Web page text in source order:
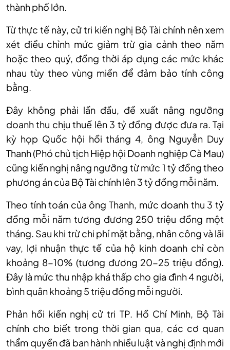
thành phố lớn.
Từ thực tế này, cử tri kiến nghị Bộ Tài chính nên xem
xét điều chỉnh mức giảm trừ gia cảnh theo năm
hoặc theo quý, đồng thời áp dụng các mức khác
nhau tùy theo vùng miền để đảm bảo tính công
bằng.
Đây không phải lần đầu, đề xuất nâng ngưỡng
doanh thu chịu thuế lên 3 tỷ đồng được đưa ra. Tại
kỳ họp Quốc hội hồi tháng 4, ông Nguyễn Duy
Thanh (Phó chủ tịch Hiệp hội Doanh nghiệp Cà Mau)
cũng kiến nghị nâng ngưỡng từ mức 1 tỷ đồng theo
phương án của Bộ Tài chính lên 3 tỷ đồng mỗi năm.
Theo tính toán của ông Thanh, mức doanh thu 3 tỷ
đồng mỗi năm tương đương 250 triệu đồng một
tháng. Sau khi trừ chi phí mặt bằng, nhân công và lãi
vay, lợi nhuận thực tế của hộ kinh doanh chỉ còn
khoảng 8-10% (tương đương 20-25 triệu đồng).
Đây là mức thu nhập khá thấp cho gia đình 4 người,
bình quân khoảng 5 triệu đồng mỗi người.
Phản hồi kiến nghị cử tri TP. Hồ Chí Minh, Bộ Tài
chính cho biết trong thời gian qua, các cơ quan
thẩm quyền đã ban hành nhiều luật và nghị định mới